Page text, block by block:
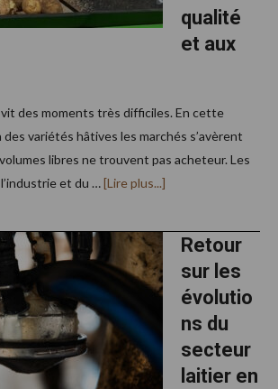
qualité
et aux
des moments très difficiles. En cette
variétés hâtives les marchés s’avèrent
libres ne trouvent pas acheteur. Les
et du …[Lire plus...]
terre
priorité
qualité
aux
contrats
Retour
sur les
évolutio
ns du
secteur
laitier en